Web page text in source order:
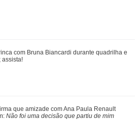
com Bruna Biancardi durante quadrilha e
assista!
Camila Cabello, Hailey Bieber...
- e affairs - de Shawn ...
com Bruna Biancardi durante quadrilha e
assista!
que amizade com Ana Paula Renault
Não foi uma decisão que partiu de mim